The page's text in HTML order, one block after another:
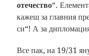
отечество“.
кажеш за главния
си“! А за
Все пак, на 19/31